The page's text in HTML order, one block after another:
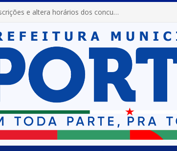
Prefeitura de Portel prorroga inscrições e altera horários dos concursos “Musa” e “Miss Mix Verão 2026”